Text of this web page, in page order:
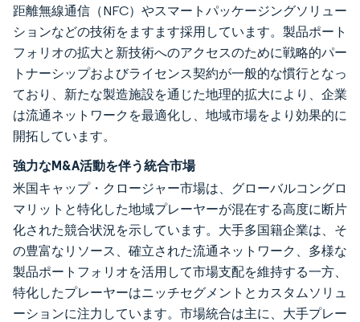
距離無線通信（NFC）やスマートパッケージングソリュー
ションなどの技術をますます採用しています。製品ポート
フォリオの拡大と新技術へのアクセスのために戦略的パー
トナーシップおよびライセンス契約が一般的な慣行となっ
ており、新たな製造施設を通じた地理的拡大により、企業
は流通ネットワークを最適化し、地域市場をより効果的に
開拓しています。
強力なM&A活動を伴う統合市場
米国キャップ・クロージャー市場は、グローバルコングロ
マリットと特化した地域プレーヤーが混在する高度に断片
化された競合状況を示しています。大手多国籍企業は、そ
の豊富なリソース、確立された流通ネットワーク、多様な
製品ポートフォリオを活用して市場支配を維持する一方、
特化したプレーヤーはニッチセグメントとカスタムソリュ
ーションに注力しています。市場統合は主に、大手プレー